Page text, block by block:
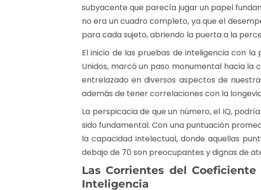
subyacente que parecía jugar un papel
no era un cuadro completo, ya que el
para cada sujeto, abriendo la puerta a la
El inicio de las pruebas de inteligencia con
Unidos, marcó un paso monumental hacia la
entrelazado en diversos aspectos de
además de tener correlaciones con la
La perspicacia de que un número, el IQ,
sido fundamental. Con una puntuación
la capacidad intelectual, donde aquellas
debajo de 70 son preocupantes y dignas de
Las Corrientes del
Inteligencia